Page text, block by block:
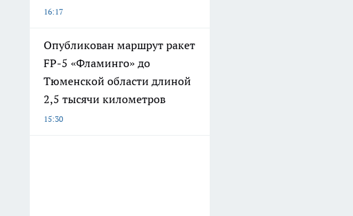
16:17
Опубликован маршрут ракет
FP-5 «Фламинго» до
Тюменской области длиной
2,5 тысячи километров
15:30